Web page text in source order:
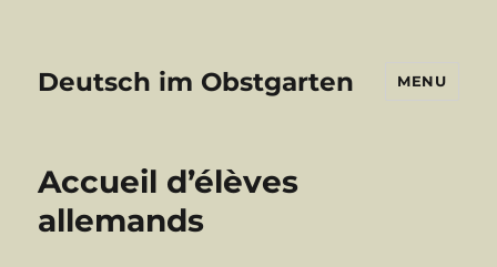
Deutsch im Obstgarten MENU
Accueil d’élèves
allemands